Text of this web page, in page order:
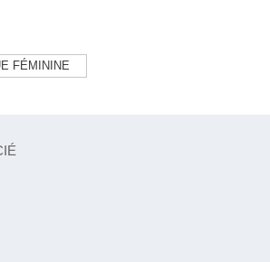
FÉMININE